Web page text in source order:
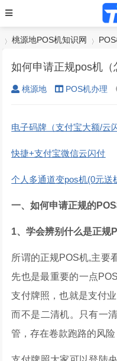
桃源地POS机知识网
›
如何申请正规pos机（
桃源地 POS机办理
电子码牌（支付宝大额/云
快捷+支付宝微信云闪付
个人多通道变pos机(0元送
一、如何申请正规的POS
1、学会辨别什么是正规
所谓的正规POS机,主要
先也是最重要的一点
支付牌照，也就是支付
而不是二清机。只有一
管，存在卷款跑路的风险